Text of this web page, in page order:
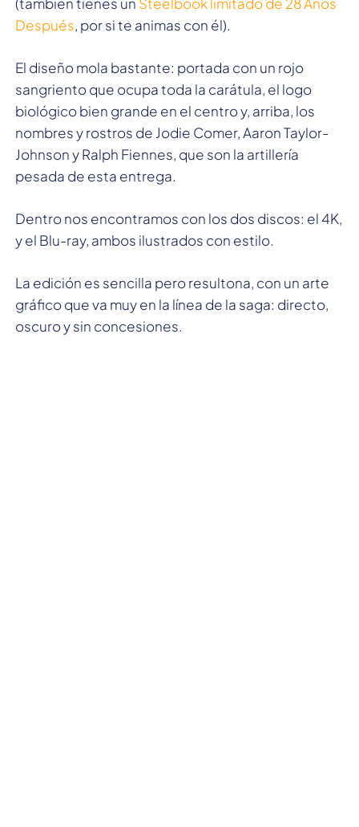
Después, por si te animas con él).
El diseño mola bastante: portada con un rojo
sangriento que ocupa toda la carátula, el logo
biológico bien grande en el centro y, arriba, los
nombres y rostros de Jodie Comer, Aaron Taylor-
Johnson y Ralph Fiennes, que son la artillería
pesada de esta entrega.
Dentro nos encontramos con los dos discos: el 4K,
y el Blu-ray, ambos ilustrados con estilo.
La edición es sencilla pero resultona, con un arte
gráfico que va muy en la línea de la saga: directo,
oscuro y sin concesiones.